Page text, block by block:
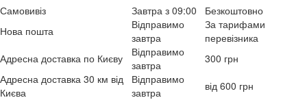
Самовивіз Завтра з 09:00
Безкоштовно
Нова пошта
Відправимо
завтра
За тарифами
перевізника
Адресна доставка по Києву
Відправимо
завтра
300 грн
Адресна доставка 30 км від
Києва
Відправимо
завтра
від 600 грн